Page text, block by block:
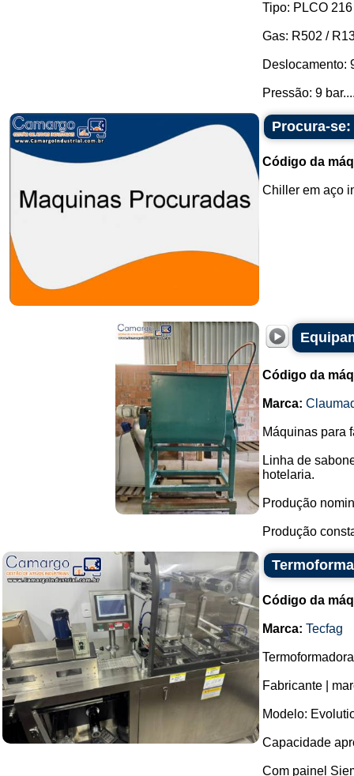
Tipo: PLCO
Gas: R502 /
Deslocamento:
Pressão: 9
Procura-
Código da
Chiller em aço
Código da
Marca:
Máquinas para
Linha de
hotelaria.
Produção
Produção
Código da
Marca: Tecfag
Fabricante |
Modelo:
Capacidade
Com painel